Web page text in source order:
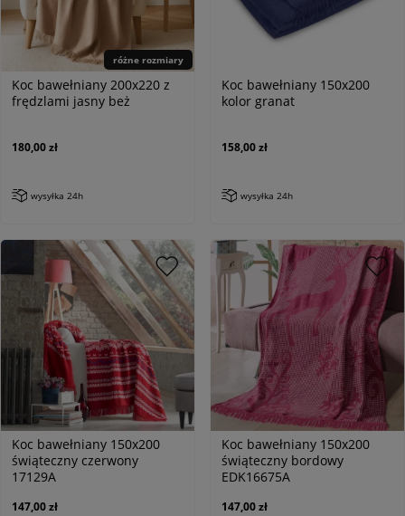
różne rozmiary
Koc bawełniany 200x220 z
frędzlami jasny beż
180,00 zł
wysyłka 24h
Koc bawełniany 150x200
kolor granat
158,00 zł
wysyłka 24h
Koc bawełniany 150x200
świąteczny czerwony
17129A
147,00 zł
Koc bawełniany 150x200
świąteczny bordowy
EDK16675A
147,00 zł